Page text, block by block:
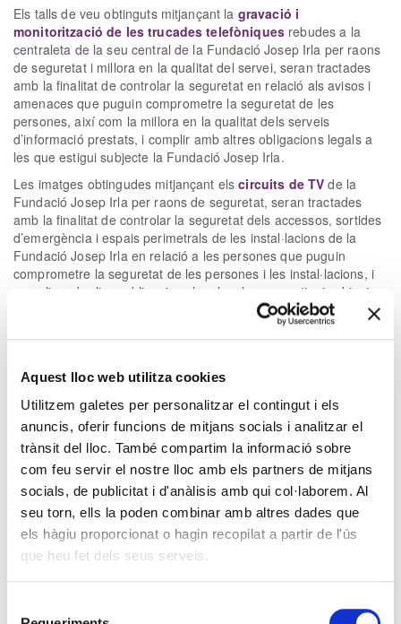
Aquest lloc web utilitza cookies
Utilitzem galetes per personalitzar el contingut i els
anuncis, oferir funcions de mitjans socials i analitzar el
trànsit del lloc. També compartim la informació sobre
com feu servir el nostre lloc amb els partners de mitjans
socials, de publicitat i d'anàlisis amb qui col·laborem. Al
seu torn, ells la poden combinar amb altres dades que
els hàgiu proporcionat o hagin recopilat a partir de l'ús
que heu fet dels seus serveis.
Els talls de veu obtinguts mitjançant la gravació i
monitorització de les trucades telefòniques rebudes a la
centraleta de la seu central de la Fundació Josep Irla per raons
de seguretat i millora en la qualitat del servei, seran tractades
amb la finalitat de controlar la seguretat en relació als avisos i
amenaces que puguin comprometre la seguretat de les
persones, així com la millora en la qualitat dels serveis
d’informació prestats, i complir amb altres obligacions legals a
les que estigui subjecte la Fundació Josep Irla.
Les imatges obtingudes mitjançant elscircuits de TV de la
Fundació Josep Irla per raons de seguretat, seran tractades
amb la finalitat de controlar la seguretat dels accessos, sortides
d’emergència i espais perimetrals de les instal·lacions de la
Fundació Josep Irla en relació a les persones que puguin
comprometre la seguretat de les persones i les instal·lacions, i
complir amb altres obligacions legals a les que estigui subjecte
En cap cas es prendran decisions automatitzades, inclosa
Les dades personals proporcionades a la Fundació Josep Irla
es conservaran mentre la persona interessada no en sol·liciti la
seva supressió. Un cop finalitzi la vinculació de la persona
interessada amb la Fundació Josep Irla, les dades es podran
conservar (bloquejades), durant el temps establert per la
legislació aplicable en cada cas. En tot cas, només seran
emmagatzemades durant el temps necessari per a donar
compliment a les possibles obligacions legals.
Legitimació
La base legal fonamental que permet a la Fundació Josep Irla el
lliurement bé amb la signatura d’una butlleta de vinculació, bé